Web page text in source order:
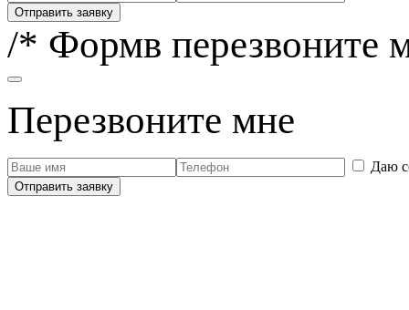
Отправить заявку
/* Формв перезвоните
Перезвоните мне
Даю
Отправить заявку